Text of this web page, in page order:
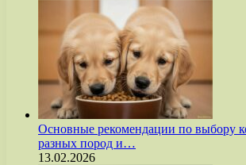
Основные рекомендации по выбору
разных пород и…
13.02.2026